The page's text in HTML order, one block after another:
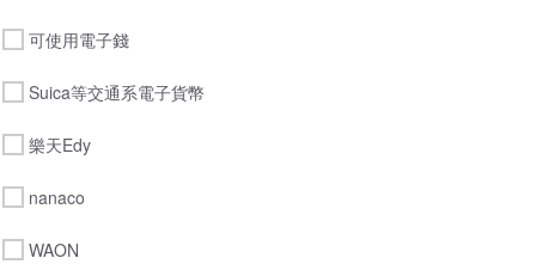
可使用電子錢
Suica等交通系電子貨幣
樂天Edy
nanaco
WAON